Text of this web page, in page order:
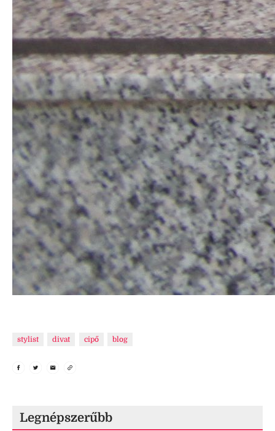
stylist divat cipő blog
Legnépszerűbb